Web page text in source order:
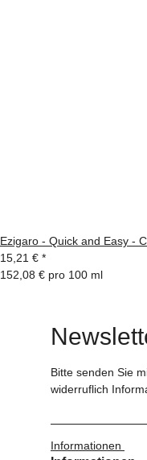
Ezigaro - Quick and Easy -
15,21 € *
152,08 € pro 100 ml
Bitte senden Sie
widerruflich
Informationen